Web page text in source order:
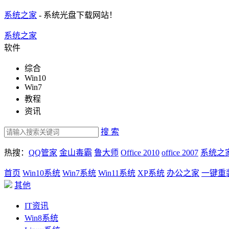
系统之家 - 系统光盘下载网站！
系统之家
软件
综合
Win10
Win7
教程
资讯
搜 索
热搜： QQ管家 金山毒霸 鲁大师 Office 2010 office 2007 系统之
首页 Win10系统 Win7系统 Win11系统 XP系统 办公之家 一键重
其他
IT资讯
Win8系统